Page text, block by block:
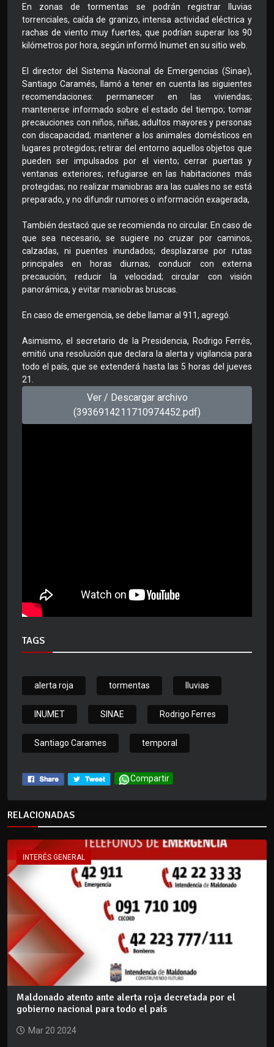
En zonas de tormentas se podrán registrar lluvias
torrenciales, caída de granizo, intensa actividad eléctrica y
rachas de viento muy fuertes, que podrían superar los 90
kilómetros por hora, según informó Inumet en su sitio web.
El director del Sistema Nacional de Emergencias (Sinae),
Santiago Caramés, llamó a tener en cuenta las siguientes
recomendaciones: permanecer en las viviendas;
mantenerse informado sobre el estado del tiempo; tomar
precauciones con niños, niñas, adultos mayores y personas
con discapacidad; mantener a los animales domésticos en
lugares protegidos; retirar del entorno aquellos objetos que
pueden ser impulsados por el viento; cerrar puertas y
ventanas exteriores; refugiarse en las habitaciones más
protegidas; no realizar maniobras ara las cuales no se está
preparado, y no difundir rumores o información exagerada,
También destacó que se recomienda no circular. En caso de
que sea necesario, se sugiere no cruzar por caminos,
calzadas, ni puentes inundados; desplazarse por rutas
principales en horas diurnas; conducir con externa
precaución; reducir la velocidad; circular con visión
panorámica, y evitar maniobras bruscas.
En caso de emergencia, se debe llamar al 911, agregó.
Asimismo, el secretario de la Presidencia, Rodrigo Ferrés,
emitió una resolución que declara la alerta y vigilancia para
todo el país, que se extenderá hasta las 5 horas del jueves
21.
Ver / Descargar archivo
(3936914211710974452.pdf)
TAGS
alerta roja tormentas lluvias
INUMET SINAE Rodrigo Ferres
Santiago Carames temporal
Compartir
RELACIONADAS
INTERÉS GENERAL
Maldonado atento ante alerta roja decretada por el
gobierno nacional para todo el país
Mar 20 2024